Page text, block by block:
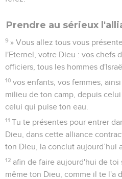
Prendre au sérieux
9 » Vous allez tous vous
l'Eternel, votre Dieu : vos chefs
officiers, tous les hommes
10 vos enfants, vos femmes,
milieu de ton camp, depuis
celui qui puise ton eau.
11 Tu te présentes pour entrer
Dieu, dans cette alliance
ton Dieu, la conclut aujourd’hui
12 afin de faire aujourd'hui de
même ton Dieu, comme il te l'a